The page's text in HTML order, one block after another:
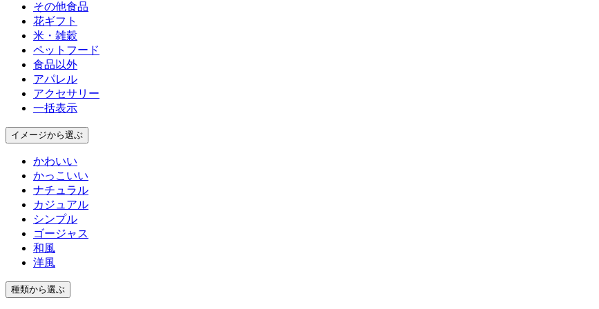
その他食品
花ギフト
米・雑穀
ペットフード
食品以外
アパレル
アクセサリー
一括表示
イメージから選ぶ
かわいい
かっこいい
ナチュラル
カジュアル
シンプル
ゴージャス
和風
洋風
種類から選ぶ